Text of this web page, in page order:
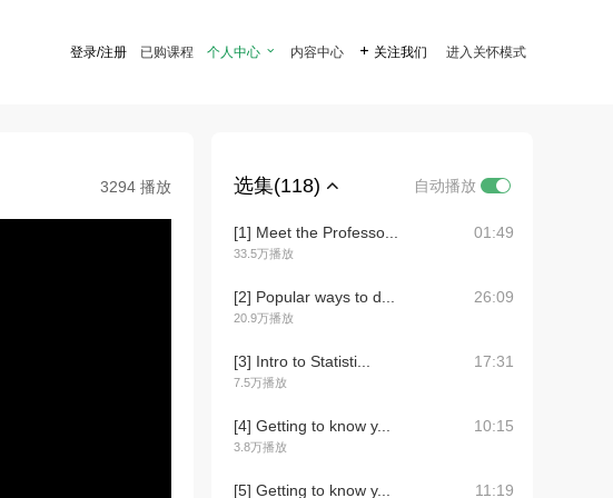
登录/注册 已购课程 个人中心  内容中心  关注我们 进入关怀模式
3294 播放 选集(118) 自动播放
[1] Meet the Professo...
33.5万播放
01:49
[2] Popular ways to d...
20.9万播放
26:09
[3] Intro to Statisti...
7.5万播放
17:31
[4] Getting to know y...
3.8万播放
10:15
[5] Getting to know y... 11:19